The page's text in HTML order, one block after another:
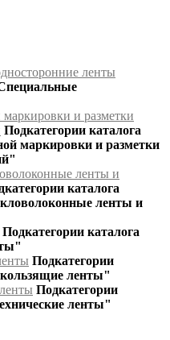
ленты
и разметки
Подкатегории каталога
маркировки и разметки
ленты и
каталога
ленты и
Подкатегории каталога
Подкатегории
ленты"
Подкатегории
ленты"